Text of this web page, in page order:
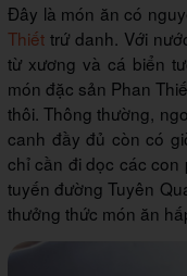
Đây là món ăn có
Thiết trứ danh. Với
từ xương và cá biển
món đặc sản Phan
thôi. Thông thường,
canh đầy đủ còn có
chỉ cần đi dọc các
tuyến đường Tuyên
thưởng thức món ăn